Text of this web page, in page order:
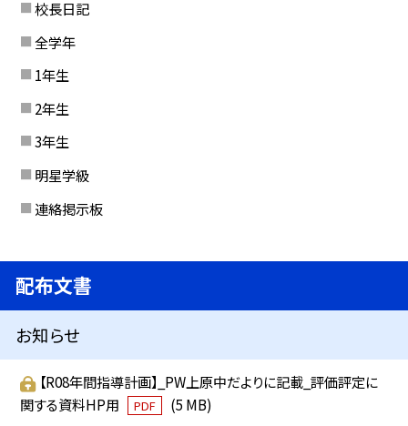
校長日記
全学年
1年生
2年生
3年生
明星学級
連絡掲示板
配布文書
お知らせ
【R08年間指導計画】_PW上原中だよりに記載_評価評定に
関する資料HP用
PDF
(5 MB)